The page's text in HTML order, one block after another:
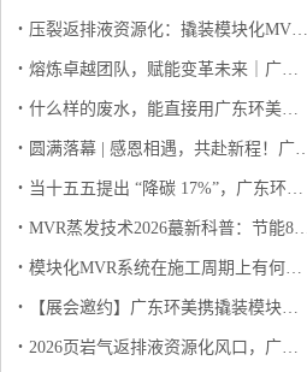
压裂返排液资源化：撬装模块化MVR如何实现 “废水变资源”？
熔炼卓越团队，赋能变革未来｜广东环美英西峰林两日团建纪实
什么样的废水，能直接用广东环美撬装模块化 MVR蒸发系统？（客户高频问答版）
圆满落幕 | 感恩相遇，共赴新程！广东环美上海环博会之行完美收官
当十五五提出 “降碳 17%”，广东环美用撬装模块化MVR蒸发系统给出工业废水 “零碳” 解决方案
MVR蒸发技术2026蕞新科普：节能80%+，工业零排放的“隐形功臣”
模块化MVR系统在施工周期上有何优势？
【展会邀约】广东环美携撬装模块化 MVR 蒸发系统亮相 2026 上海环博会，诚邀莅临！
2026页岩气返排液资源化风口，广东环美MVR技术领航